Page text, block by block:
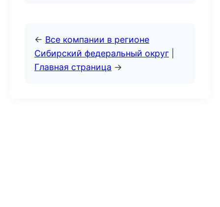
← Все компании в регионе
Сибирский федеральный округ
Главная страница →